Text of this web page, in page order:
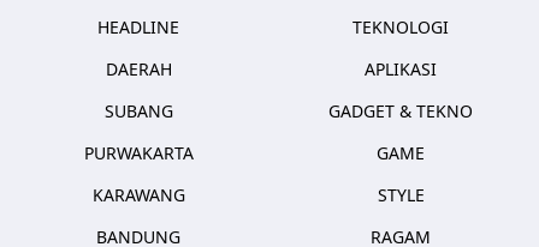
HEADLINE
DAERAH
SUBANG
PURWAKARTA
KARAWANG
BANDUNG
TEKNOLOGI
APLIKASI
GADGET & TEKNO
GAME
STYLE
RAGAM